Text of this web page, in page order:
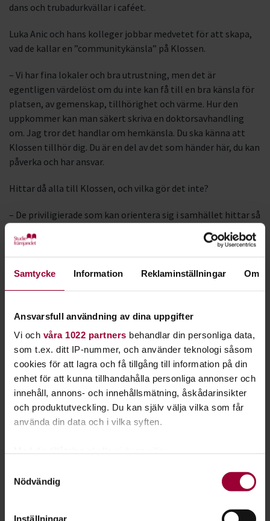
Samtycke Information Reklaminställningar Om
Ansvarsfull användning av dina uppgifter
Vi och våra 1022 partners behandlar din personliga data,
som t.ex. ditt IP-nummer, och använder teknologi såsom
cookies för att lagra och få tillgång till information på din
enhet för att kunna tillhandahålla personliga annonser och
innehåll, annons- och innehållsmätning, åskådarinsikter
och produktutveckling. Du kan själv välja vilka som får
använda din data och i vilka syften.
som kan ha en noggrannhet på upp till flera meter
Nödvändig
Inställningar
dans och trubadurkvällar i caféet.
Luka Anic och hans kolleger jobbar medvetet för att skapa,
vad de kallar en ”communitykänsla” på Klossen.
– Vi har fina lokaler och bra utrustning, men det är
egentligen värdelöst om du inte kan få till en bra känsla för
platsen, av gemenskap, tillhörighet och värme. Hur den
uppkommer kan man säkert skriva en doktorsavhandling
om. Jag tror det handlar om hemkänsla. Du ska känna att
Klossen tillhör dig. Du är en del av det som händer här, du kan
påverka och har ansvar.
Hittar då alla till Klossen, och vilka gör det inte?
– De priviligierade som kan orientera sig i samhället hittar så
klart hit. Det är en utmaning att nå även andra. De stökiga
ungdomarna, invandrarkvinnorna och alla som är ovana vid
föreningar.
Att befinna sig mitt i ett område med socio-ekonomiska
Kulturkrockar, småkonflikter och strul uppstår hela tiden på
Klossen. Det hör till, menar Luka Anic. Och alternativet – att
blunda och vända sig bort från verkligheten – är inget
alternativ.
– Det är på platser som Ålidhem som folkbildningen behövs
och ska finnas, säger han.
De knöliga statsbidragsreglerna, som innebär att
kulturprogram, ställer ibland till det.
– Du kan inte kräva att den som sätter in foten här ska starta